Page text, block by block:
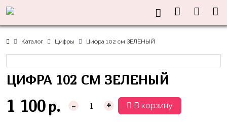
Каталог Цифры Цифра 102 см ЗЕЛЕНЫЙ
ЦИФРА 102 СМ ЗЕЛЕНЫЙ
1 100 р. - + В корзину
консультация?
Акции
Каталог
Латексные
шары
без
рисунка
Праздники
8
марта
23
февраля,
Тематики
Оранжевая
Корова
Маша
и
Информация
О нас
Доставка
и оплата
Скидки